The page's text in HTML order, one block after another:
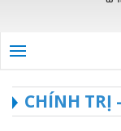
CHÍNH TRỊ